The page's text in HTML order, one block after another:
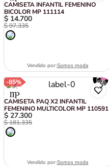
CAMISETA INFANTIL FEMENINO
BICOLOR MP 111114
$ 14.700
$97.335
Vendido por:Somos moda
-85%
CAMISETA PAQ X2 INFANTIL
FEMENINO MULTICOLOR MP 110591
$ 27.300
$181.335
Vendido por:Somos moda